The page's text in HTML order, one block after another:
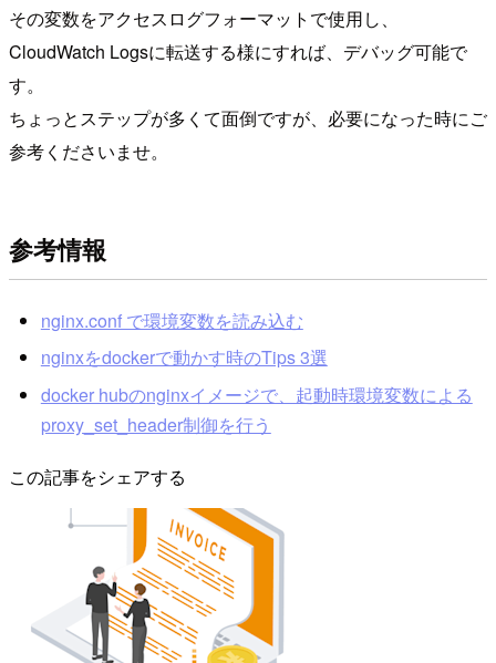
その変数をアクセスログフォーマットで使用し、
CloudWatch Logsに転送する様にすれば、デバッグ可能で
す。
ちょっとステップが多くて面倒ですが、必要になった時にご
参考くださいませ。
参考情報
nginx.conf で環境変数を読み込む
nginxをdockerで動かす時のTips 3選
docker hubのnginxイメージで、起動時環境変数による
proxy_set_header制御を行う
この記事をシェアする